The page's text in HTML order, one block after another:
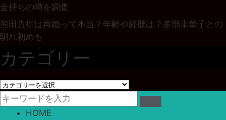
金持ちの噂を調査
熊田貴樹は再婚って本当？年齢や経歴は？多部未華子との
馴れ初めも
カテゴリー
カ
テ
ゴ
HOME